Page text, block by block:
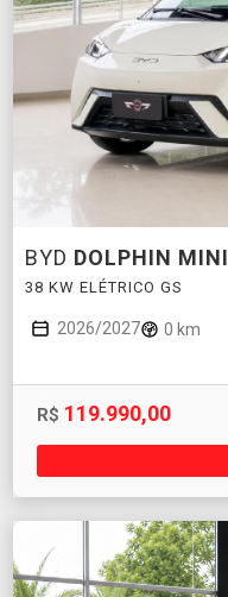
BYD DOLPHIN MINI
38 KW ELÉTRICO GS
2026/2027 0 km
R$ 119.990,00